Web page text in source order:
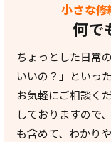
小さな修
何で
ちょっとした日常
いいの？」といっ
お気軽にご相談く
しておりますので
も含めて、わかり